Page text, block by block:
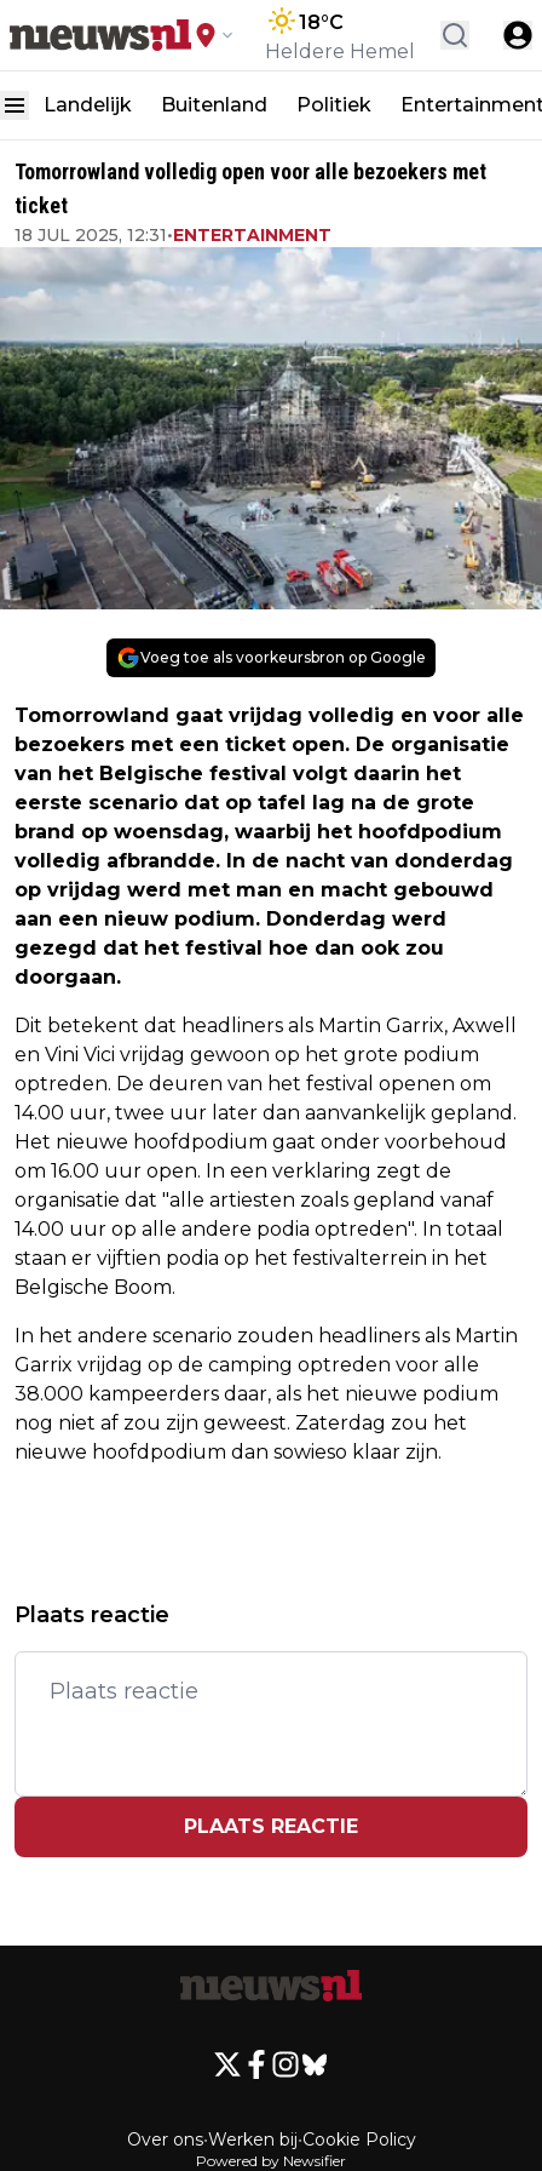
18°C
Heldere Hemel
Landelijk Buitenland Politiek
Tomorrowland volledig open voor alle bezoekers met
ticket
18 JUL 2025, 12:31•ENTERTAINMENT
Voeg toe als voorkeursbron op Google
Tomorrowland gaat vrijdag volledig en voor alle
bezoekers met een ticket open. De organisatie
van het Belgische festival volgt daarin het
eerste scenario dat op tafel lag na de grote
brand op woensdag, waarbij het hoofdpodium
volledig afbrandde. In de nacht van donderdag
op vrijdag werd met man en macht gebouwd
aan een nieuw podium. Donderdag werd
gezegd dat het festival hoe dan ook zou
doorgaan.
Dit betekent dat headliners als Martin Garrix, Axwell
en Vini Vici vrijdag gewoon op het grote podium
optreden. De deuren van het festival openen om
14.00 uur, twee uur later dan aanvankelijk gepland.
Het nieuwe hoofdpodium gaat onder voorbehoud
om 16.00 uur open. In een verklaring zegt de
organisatie dat "alle artiesten zoals gepland vanaf
14.00 uur op alle andere podia optreden". In totaal
staan er vijftien podia op het festivalterrein in het
Belgische Boom.
In het andere scenario zouden headliners als Martin
Garrix vrijdag op de camping optreden voor alle
38.000 kampeerders daar, als het nieuwe podium
nog niet af zou zijn geweest. Zaterdag zou het
nieuwe hoofdpodium dan sowieso klaar zijn.
AAN MUZIEKGEBOUW EINDHOVEN
FC GRONINGEN NEEMT RECHTSBACK
MERCERA OVER VAN SC CAMBUUR
Plaats reactie
PLAATS REACTIE
Over ons•Werken bij•Cookie Policy
Powered by Newsifier